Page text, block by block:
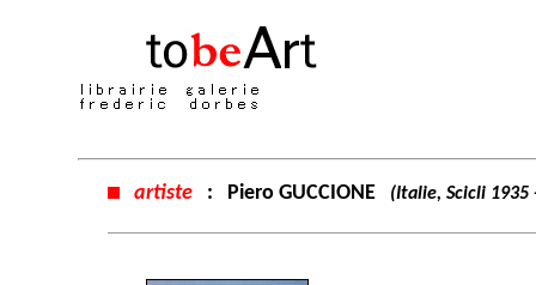
artiste : Piero GUCCIONE (Italie, Scicli 1935